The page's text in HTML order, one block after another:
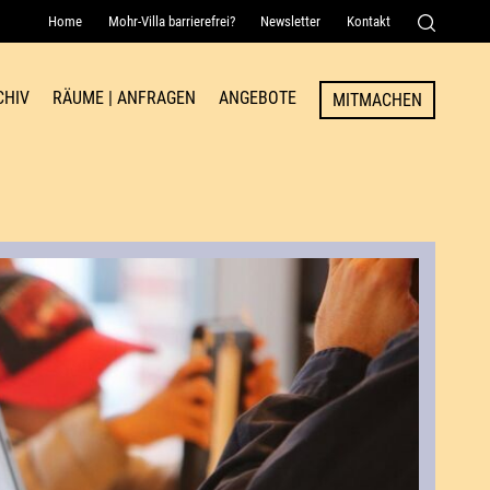
Home Mohr-Villa barrierefrei? Newsletter Kontakt
Senden
RÄUME | ANFRAGEN ANGEBOTE MITMACHEN